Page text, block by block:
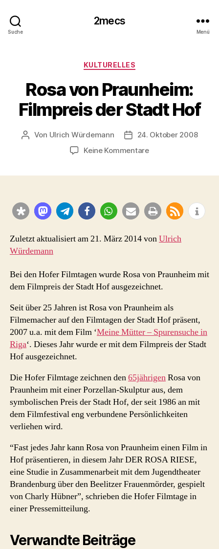
Suche
2mecs
Menü
Kategorien
KULTURELLES
Rosa von Praunheim:
Filmpreis der Stadt Hof
Beitragsautor
Von Ulrich Würdemann Beitragsdatum
24. Oktober 2008
Keine Kommentarezu
der
Stadt
Zuletzt aktualisiert am 21. März 2014 vonUlrich
Würdemann
Bei den Hofer Filmtagen wurde Rosa von Praunheim mit
dem Filmpreis der Stadt Hof ausgezeichnet.
Seit über 25 Jahren ist Rosa von Praunheim als
Filmemacher auf den Filmtagen der Stadt Hof präsent,
2007 u.a. mit dem Film ‘Meine Mütter – Spurensuche in
Riga‘. Dieses Jahr wurde er mit dem Filmpreis der Stadt
Hof ausgezeichnet.
Die Hofer Filmtage zeichnen den65jährigenRosa von
Praunheim mit einer Porzellan-Skulptur aus, dem
symbolischen Preis der Stadt Hof, der seit 1986 an mit
dem Filmfestival eng verbundene Persönlichkeiten
verliehen wird.
“Fast jedes Jahr kann Rosa von Praunheim einen Film in
Hof präsentieren, in diesem Jahr DER ROSA RIESE,
eine Studie in Zusammenarbeit mit dem Jugendtheater
Brandenburg über den Beelitzer Frauenmörder, gespielt
von Charly Hübner”, schrieben die Hofer Filmtage in
einer Pressemitteilung.
Verwandte Beiträge